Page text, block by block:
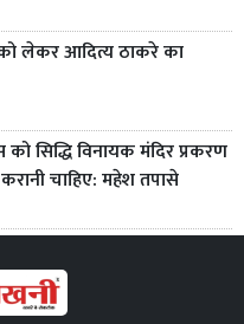
लेकर आदित्य ठाकरे का
सिद्धि विनायक मंदिर प्रकरण
चाहिए: महेश तपासे